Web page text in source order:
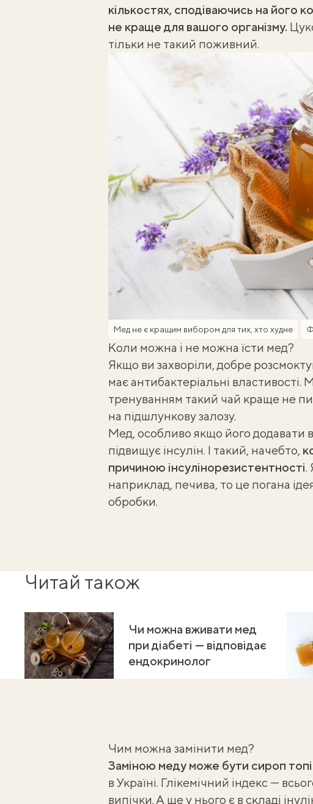
кількостях, сподіваючись на його
не краще для вашого організму.
тільки не такий поживний.
Мед не є кращим вибором для тих, хто худне
Коли можна і не можна їсти мед?
Якщо ви захворіли, добре
має антибактеріальні
тренуванням такий чай краще не
на підшлункову залозу.
Мед, особливо якщо його додавати
підвищує інсулін. І такий, начебто,
причиною інсулінорезистентності.
наприклад, печива, то це погана
обробки.
Читай також
Чи можна вживати мед
при діабеті — відповідає
ендокринолог
Чим можна замінити мед?
Заміною меду може бути сироп
в Україні. Глікемічний індекс —
випічки. А ще у нього є в складі